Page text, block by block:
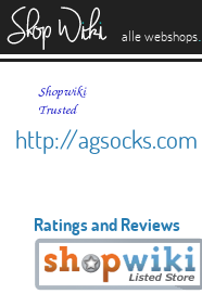
alle webshops.
http://agsocks.com
Ratings and Reviews